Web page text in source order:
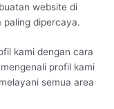
website di
paling dipercaya.
kami dengan cara
profil kami
semua area